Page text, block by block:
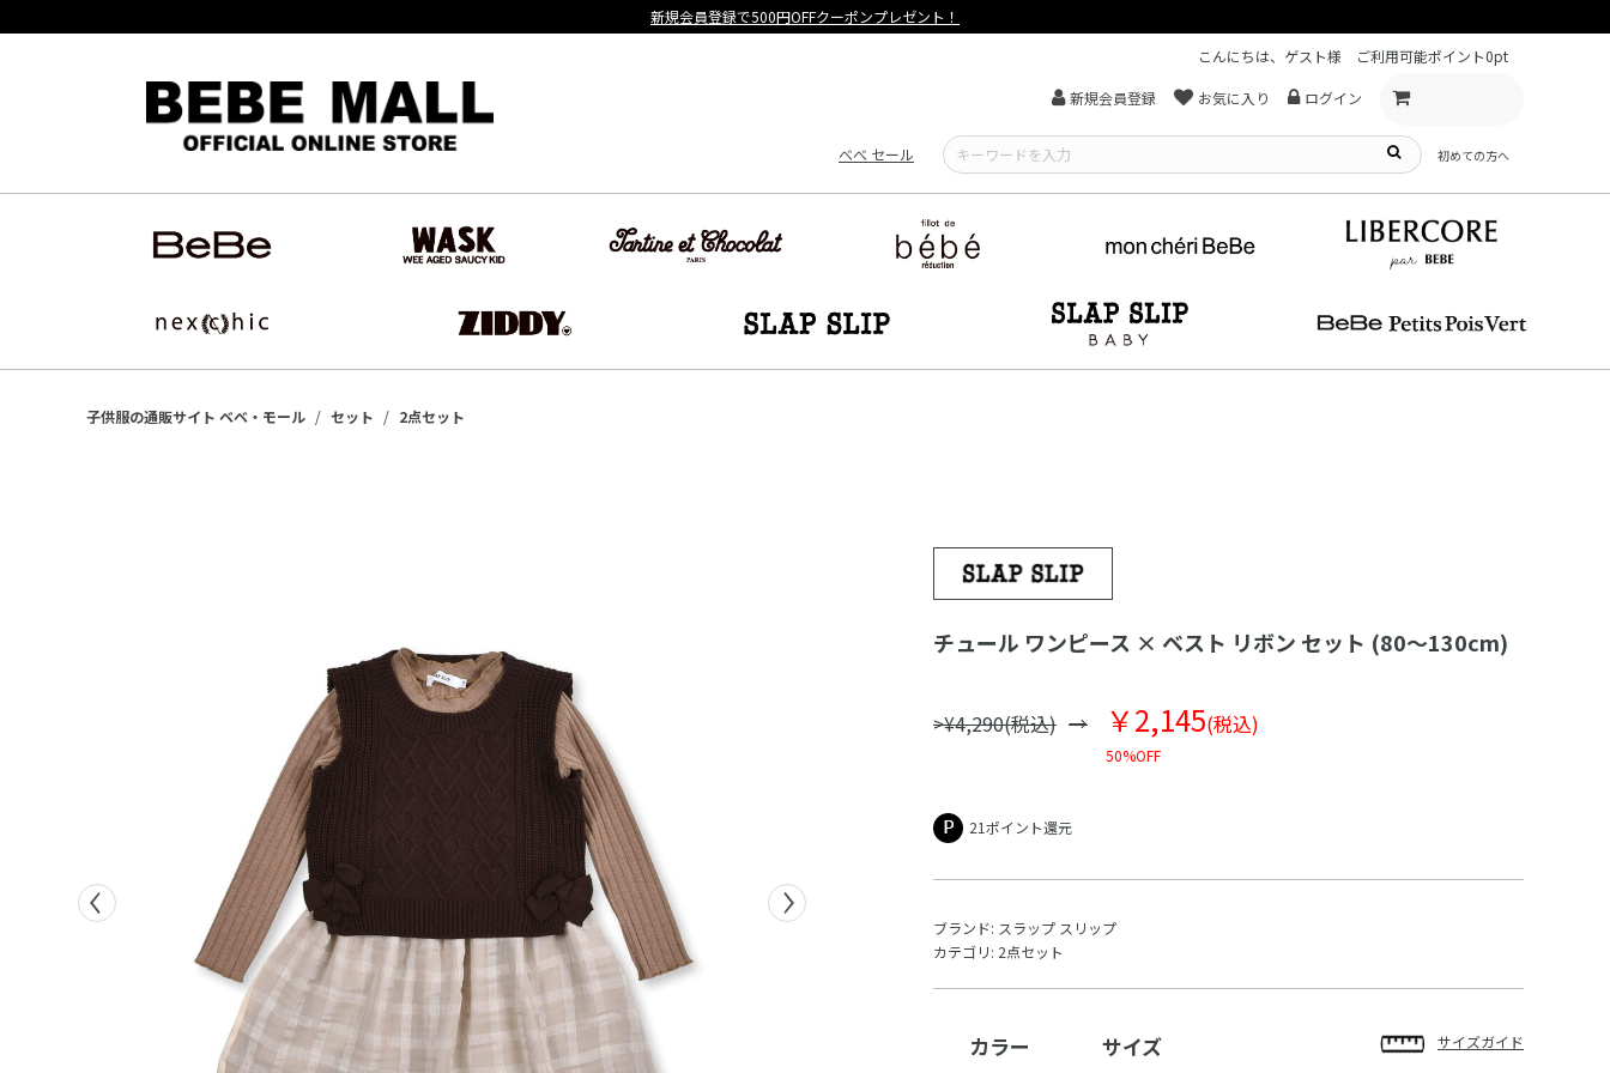
こんにちは、ゲスト様
ご利用可能ポイント0pt
新規会員登録 お気に入り ログイン
べべ セール 初めての方へ
子供服の通販サイト ベベ・モール セット 2点セット
チュール ワンピース × ベスト リボン セット (80～130cm)
>¥4,290(税込) ￥2,145(税込)
50%OFF
21ポイント還元
ブランド: スラップ スリップ
カテゴリ: 2点セット
カラー サイズ サイズガイド